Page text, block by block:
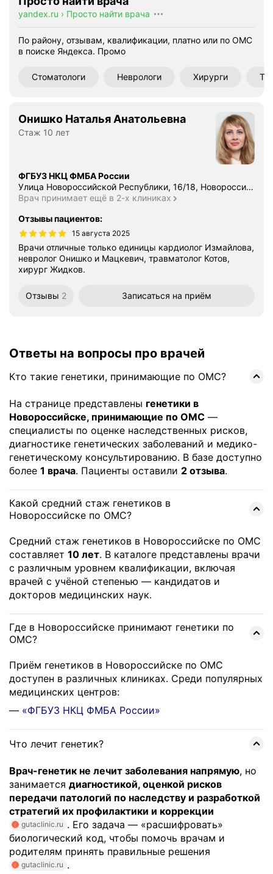
yandex.ru › Просто найти врача
По району, отзывам, квалификации, платно или по ОМС
в поиске Яндекса. Промо
Стоматологи Неврологи Хирурги
Онишко Наталья Анатольевна
Стаж 10 лет
ФГБУЗ НКЦ ФМБА России
Улица Новороссийской Республики, 16/18, Новороссийск
Врач принимает ещё в 2-х клиниках
Отзывы пациентов:
15 августа 2025
Врачи отличные только единицы кардиолог Измайлова,
невролог Онишко и Мацкевич, травматолог Котов,
хирург Жидков.
Отзывы 2 Записаться на приём
Ответы на вопросы про врачей
Кто такие генетики, принимающие по ОМС?
На странице представлены генетики в
Новороссийске, принимающие по ОМС —
специалисты по оценке наследственных рисков,
диагностике генетических заболеваний и медико-
генетическому консультированию. В базе доступно
более 1 врача. Пациенты оставили 2 отзыва.
Какой средний стаж генетиков в
Новороссийске по ОМС?
Средний стаж генетиков в Новороссийске по ОМС
составляет 10 лет. В каталоге представлены врачи
с различным уровнем квалификации, включая
врачей с учёной степенью — кандидатов и
докторов медицинских наук.
Где в Новороссийске принимают генетики по
ОМС?
Приём генетиков в Новороссийске по ОМС
доступен в различных клиниках. Среди популярных
медицинских центров:
— «ФГБУЗ НКЦ ФМБА России»
Что лечит генетик?
Врач-генетик не лечит заболевания напрямую, но
занимается диагностикой, оценкой рисков
передачи патологий по наследству и разработкой
стратегий их профилактики и коррекции
gutaclinic.ru . Его задача — «расшифровать»
биологический код, чтобы помочь врачам и
родителям принять правильные решения
gutaclinic.ru .